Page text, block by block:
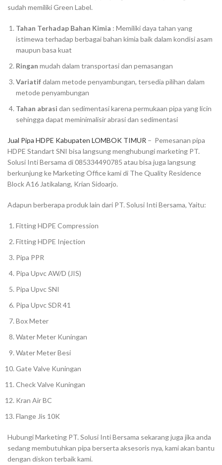
sudah memiliki Green Label.
Tahan Terhadap Bahan Kimia : Memiliki daya tahan yang
istimewa terhadap berbagai bahan kimia baik dalam kondisi asam
maupun basa kuat
Ringan mudah dalam transportasi dan pemasangan
Variatifdalam metode penyambungan, tersedia pilihan dalam
metode penyambungan
Tahan abrasi dan sedimentasi karena permukaan pipa yang licin
sehingga dapat meminimalisir abrasi dan sedimentasi
Jual Pipa HDPE Kabupaten LOMBOK TIMUR – Pemesanan pipa
HDPE Standart SNI bisa langsung menghubungi marketing PT.
Solusi Inti Bersama di 085334490785 atau bisa juga langsung
berkunjung ke Marketing Office kami di The Quality Residence
Block A16 Jatikalang, Krian Sidoarjo.
Adapun berberapa produk lain dari PT. Solusi Inti Bersama, Yaitu:
Fitting HDPE Compression
Fitting HDPE Injection
Pipa PPR
Pipa Upvc AW/D (JIS)
Pipa Upvc SNI
Pipa Upvc SDR 41
Box Meter
Water Meter Kuningan
Water Meter Besi
Gate Valve Kuningan
Check Valve Kuningan
Kran Air BC
Flange Jis 10K
Hubungi Marketing PT. Solusi Inti Bersama sekarang juga jika anda
sedang membutuhkan pipa berserta aksesoris nya, kami akan bantu
dengan diskon terbaik kami.